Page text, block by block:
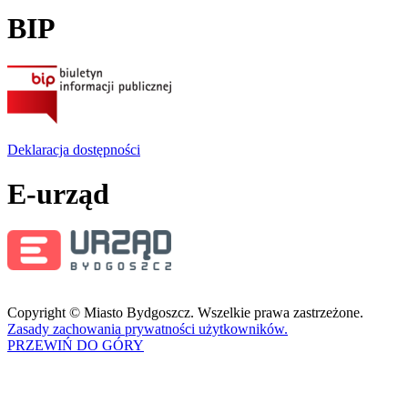
BIP
Deklaracja dostępności
E-urząd
Copyright © Miasto Bydgoszcz. Wszelkie prawa zastrzeżone.
Zasady zachowania prywatności użytkowników.
PRZEWIŃ DO GÓRY